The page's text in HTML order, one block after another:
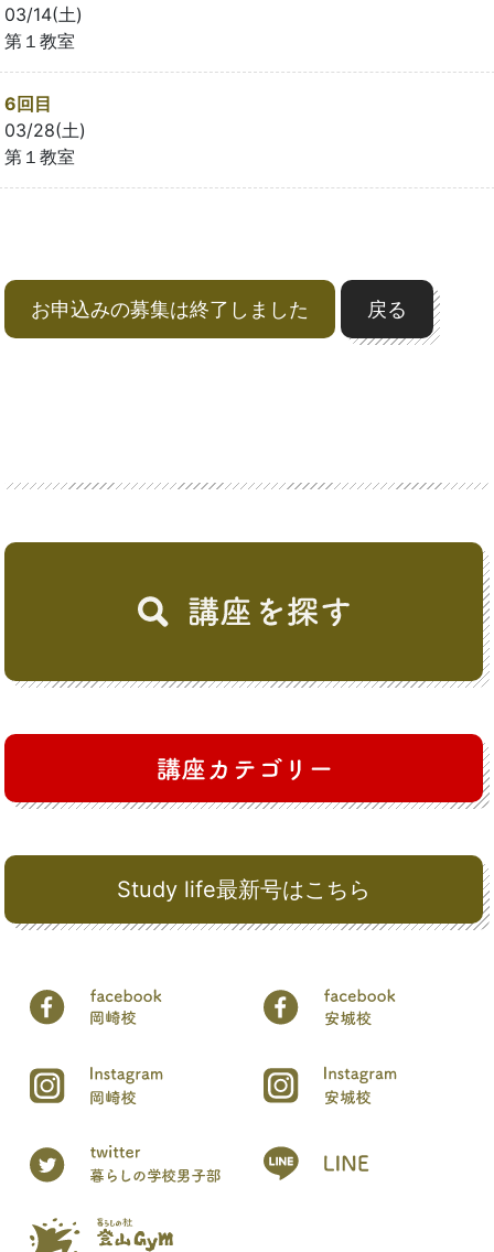
Study life最新号はこちら
03/14(土)
第１教室
6回目
03/28(土)
第１教室
お申込みの募集は終了しました 戻る